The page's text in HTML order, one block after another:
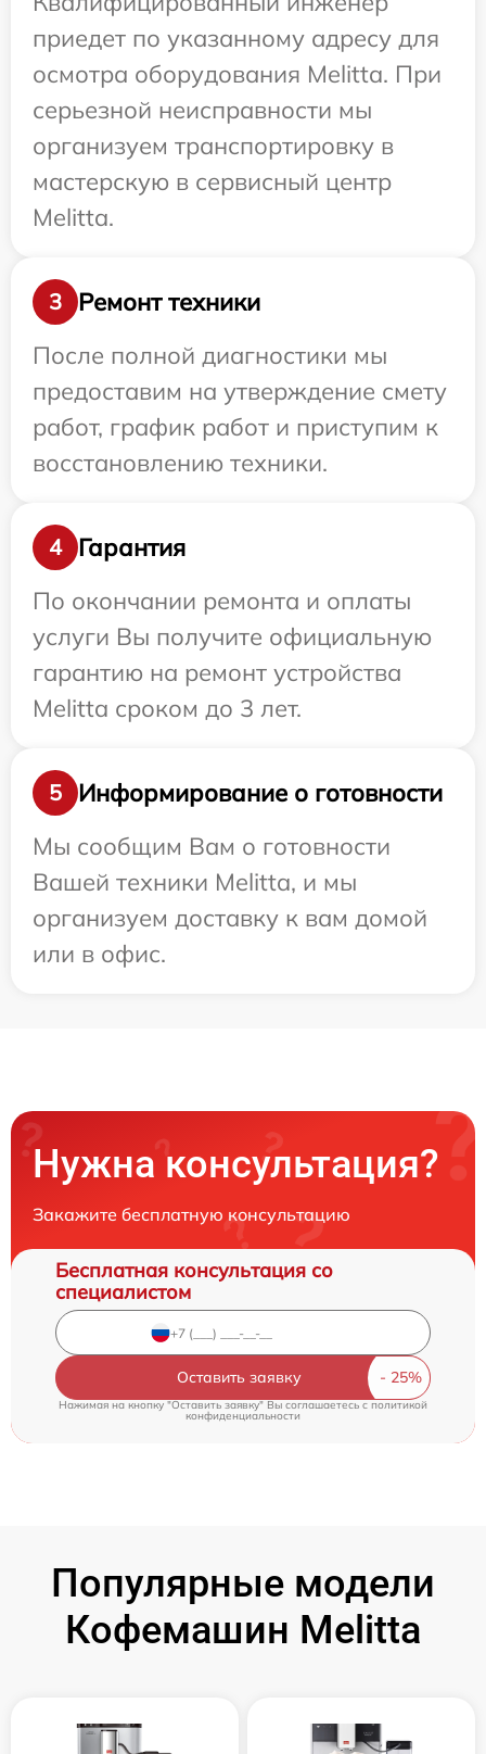
приедет по указанному адресу для
осмотра оборудования Melitta. При
серьезной неисправности мы
организуем транспортировку в
мастерскую в сервисный центр
Melitta.
3
Ремонт техники
После полной диагностики мы
предоставим на утверждение смету
работ, график работ и приступим к
восстановлению техники.
4
Гарантия
По окончании ремонта и оплаты
услуги Вы получите официальную
гарантию на ремонт устройства
Melitta сроком до 3 лет.
5
Информирование о готовности
Мы сообщим Вам о готовности
Вашей техники Melitta, и мы
организуем доставку к вам домой
или в офис.
Нужна консультация?
Закажите бесплатную консультацию
Бесплатная консультация со
специалистом
Оставить заявку
Нажимая на кнопку "Оставить заявку" Вы соглашаетесь cполитикой
конфиденциальности
Популярные модели
Кофемашин Melitta